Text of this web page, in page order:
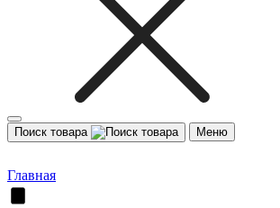
Поиск товара Меню
Главная